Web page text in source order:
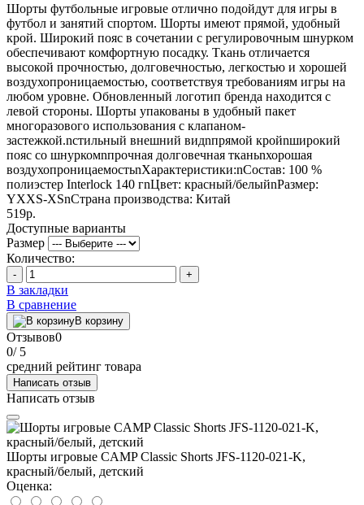
Шорты футбольные игровые отлично подойдут для игры в
футбол и занятий спортом. Шорты имеют прямой, удобный
крой. Широкий пояс в сочетании с регулировочным шнурком
обеспечивают комфортную посадку. Ткань отличается
высокой прочностью, долговечностью, легкостью и хорошей
воздухопроницаемостью, соответствуя требованиям игры на
любом уровне. Обновленный логотип бренда находится с
левой стороны. Шорты упакованы в удобный пакет
многоразового использования с клапаном-
застежкой.nстильный внешний видnпрямой кройnширокий
пояс со шнуркомnпрочная долговечная тканьnхорошая
воздухопроницаемостьnХарактеристики:nСостав: 100 %
полиэстер Interlock 140 гnЦвет: красный/белыйnРазмер:
YXXS-XSnСтрана производства: Китай
519р.
Доступные варианты
Размер
Количество:
- +
В закладки
В сравнение
В корзину
Отзывов0
0/ 5
средний рейтинг товара
Написать отзыв
Написать отзыв
Шорты игровые CAMP Classic Shorts JFS-1120-021-K,
красный/белый, детский
Оценка: